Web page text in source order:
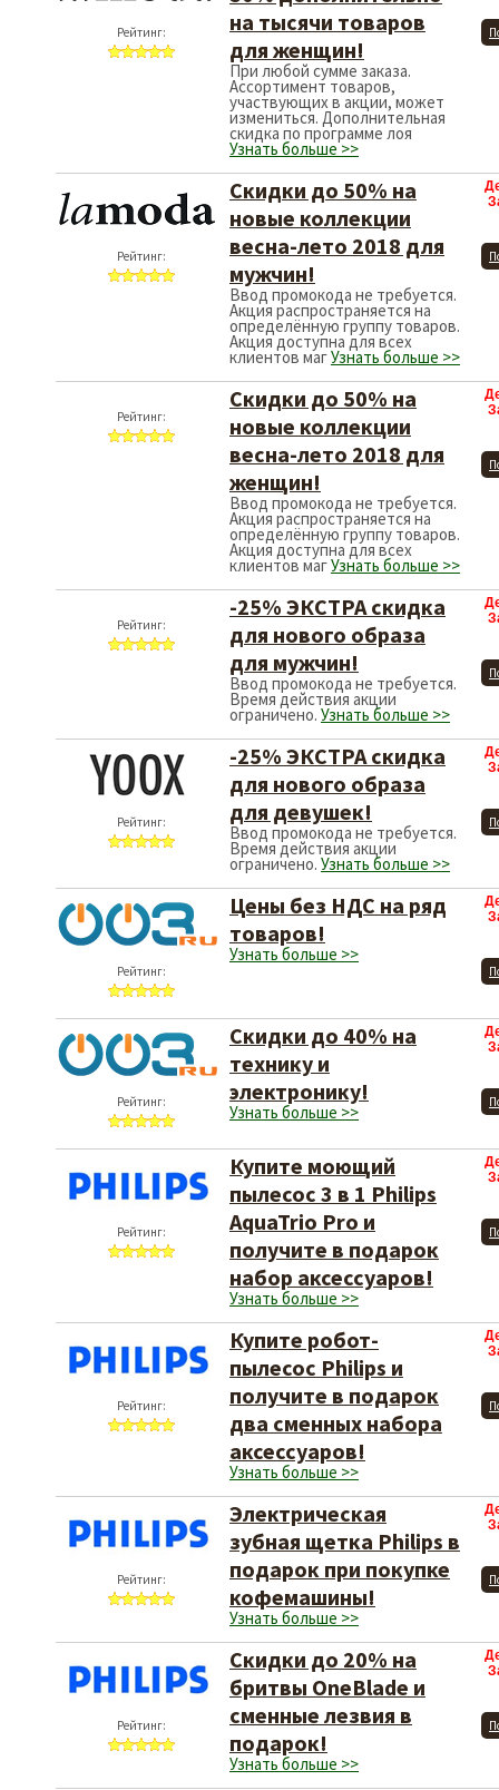
Рейтинг:
на тысячи товаров
для женщин!
При любой сумме заказа.
Ассортимент товаров,
участвующих в акции, может
измениться. Дополнительная
скидка по программе лоя
Узнать больше >>
Рейтинг:
Скидки до 50% на
новые коллекции​
весна-лето 2018 для
мужчин!
Ввод промокода не требуется.
Акция распространяется на
определённую группу товаров.
Акция доступна для всех
клиентов магУзнать больше >>
Рейтинг:
Скидки до 50% на
новые коллекции​
весна-лето 2018 для
женщин!
Ввод промокода не требуется.
Акция распространяется на
определённую группу товаров.
Акция доступна для всех
клиентов магУзнать больше >>
-25% ЭКСТРА скидка
для нового образа
для мужчин!
Ввод промокода не требуется.
Время действия акции
ограничено. Узнать больше >>
Рейтинг:
-25% ЭКСТРА скидка
для нового образа
для девушек!
Ввод промокода не требуется.
Время действия акции
ограничено. Узнать больше >>
Рейтинг:
Цены без НДС на ряд
товаров!
Узнать больше >>
Рейтинг:
Скидки до 40% на
технику и
электронику!
Узнать больше >>
Рейтинг:
Купите моющий
пылесос 3 в 1 Philips
AquaTrio Pro и
получите в подарок
набор аксессуаров!
Узнать больше >>
Рейтинг:
Купите робот-
пылесос Philips и
получите в подарок
два сменных набора
аксессуаров!
Узнать больше >>
Рейтинг:
Электрическая
зубная щетка Philips в
подарок при покупке
кофемашины!
Узнать больше >>
Рейтинг:
Скидки до 20% на
бритвы OneBlade и
сменные лезвия в
подарок!
Узнать больше >>